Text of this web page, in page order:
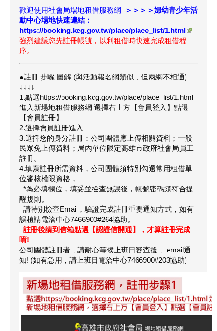
歡迎使用社會局場地租借服務網
＞＞＞＞婦幼青少年活
動中心場地快速連結：
https://booking.kcg.gov.tw/place/place_list/1.html
強烈建議您先註冊帳號，以利租借時快速完成租借程
序。
●註冊 步驟 圖解 (與活動報名網類似，但兩網不相通)
↓↓↓↓
1.點選https://booking.kcg.gov.tw/place/place_list/1.html
進入新場地租借服務網,選擇右上方【會員登入】點選
【會員註冊】
2.選擇會員註冊進入
3.選擇您的身分註冊：公司團體應上傳相關資料；一般
民眾免上傳資料；局內單位限定高雄市政府社會局員工
註冊。
4.填寫註冊所需資料，公司團體須特別勾選常用租借單
位審核權限資格，
*為必填欄位，填妥並檢查無誤後，帳號密碼須符合提
醒規則。
請特別檢查Email，驗證完成註冊重要通知方式，如有
誤植請電洽中心7466900#264協助。
註冊後請到信箱點選 【認證信開通】
，才算註冊完成
唷!
公司團體註冊者，請耐心等候上班日審查後， email通
知! (如有急用，請上班日電洽中心7466900#203協助)